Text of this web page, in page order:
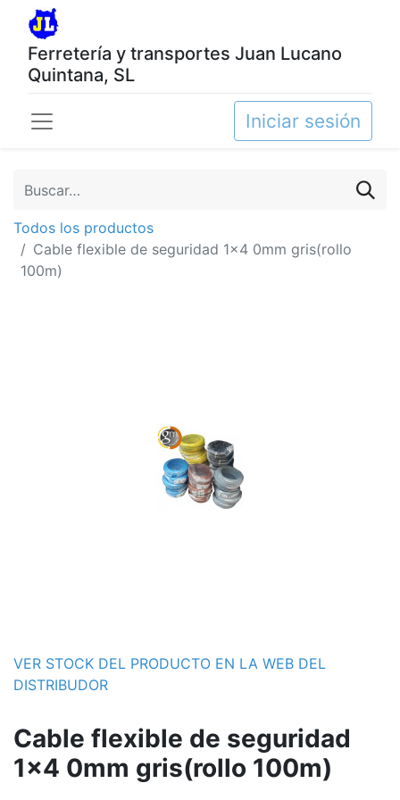
Ferretería y transportes Juan Lucano
Quintana, SL
Iniciar sesión
Todos los productos
Cable flexible de seguridad 1x4 0mm gris(rollo
100m)
VER STOCK DEL PRODUCTO EN LA WEB DEL
DISTRIBUDOR
Cable flexible de seguridad
1x4 0mm gris(rollo 100m)